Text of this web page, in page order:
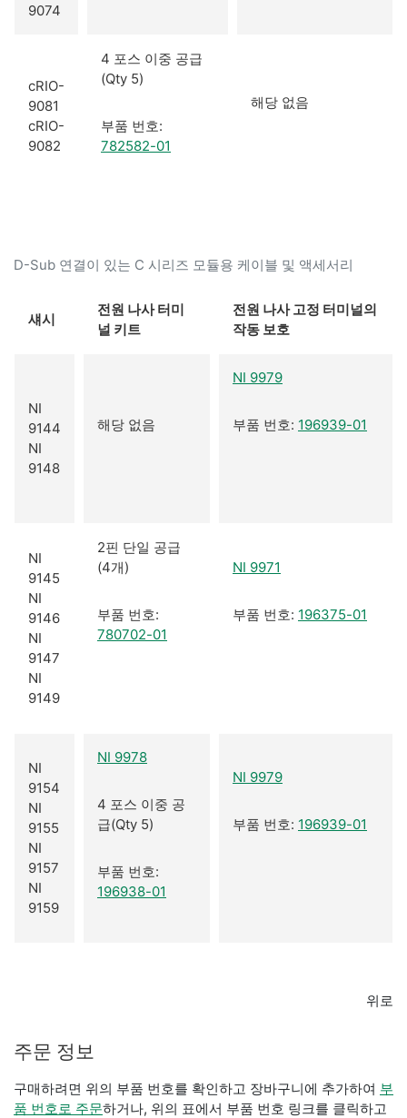
9074
cRIO-
9081
cRIO-
9082
4 포스 이중 공급
(Qty 5)
부품 번호:
782582-01
해당 없음
D-Sub 연결이 있는 C 시리즈 모듈용 케이블 및 액세서리
섀시
전원 나사 터미
널 키트
전원 나사 고정 터미널의
작동 보호
NI
9144
NI
9148
해당 없음
NI 9979
부품 번호: 196939-01
NI
9145
NI
9146
NI
9147
NI
9149
2핀 단일 공급
(4개)
부품 번호:
780702-01
NI 9971
부품 번호: 196375-01
NI
9154
NI
9155
NI
9157
NI
9159
NI 9978
4 포스 이중 공
급(Qty 5)
부품 번호:
196938-01
NI 9979
부품 번호: 196939-01
위로
주문 정보
구매하려면 위의 부품 번호를 확인하고 장바구니에 추가하여 부
품 번호로 주문하거나, 위의 표에서 부품 번호 링크를 클릭하고